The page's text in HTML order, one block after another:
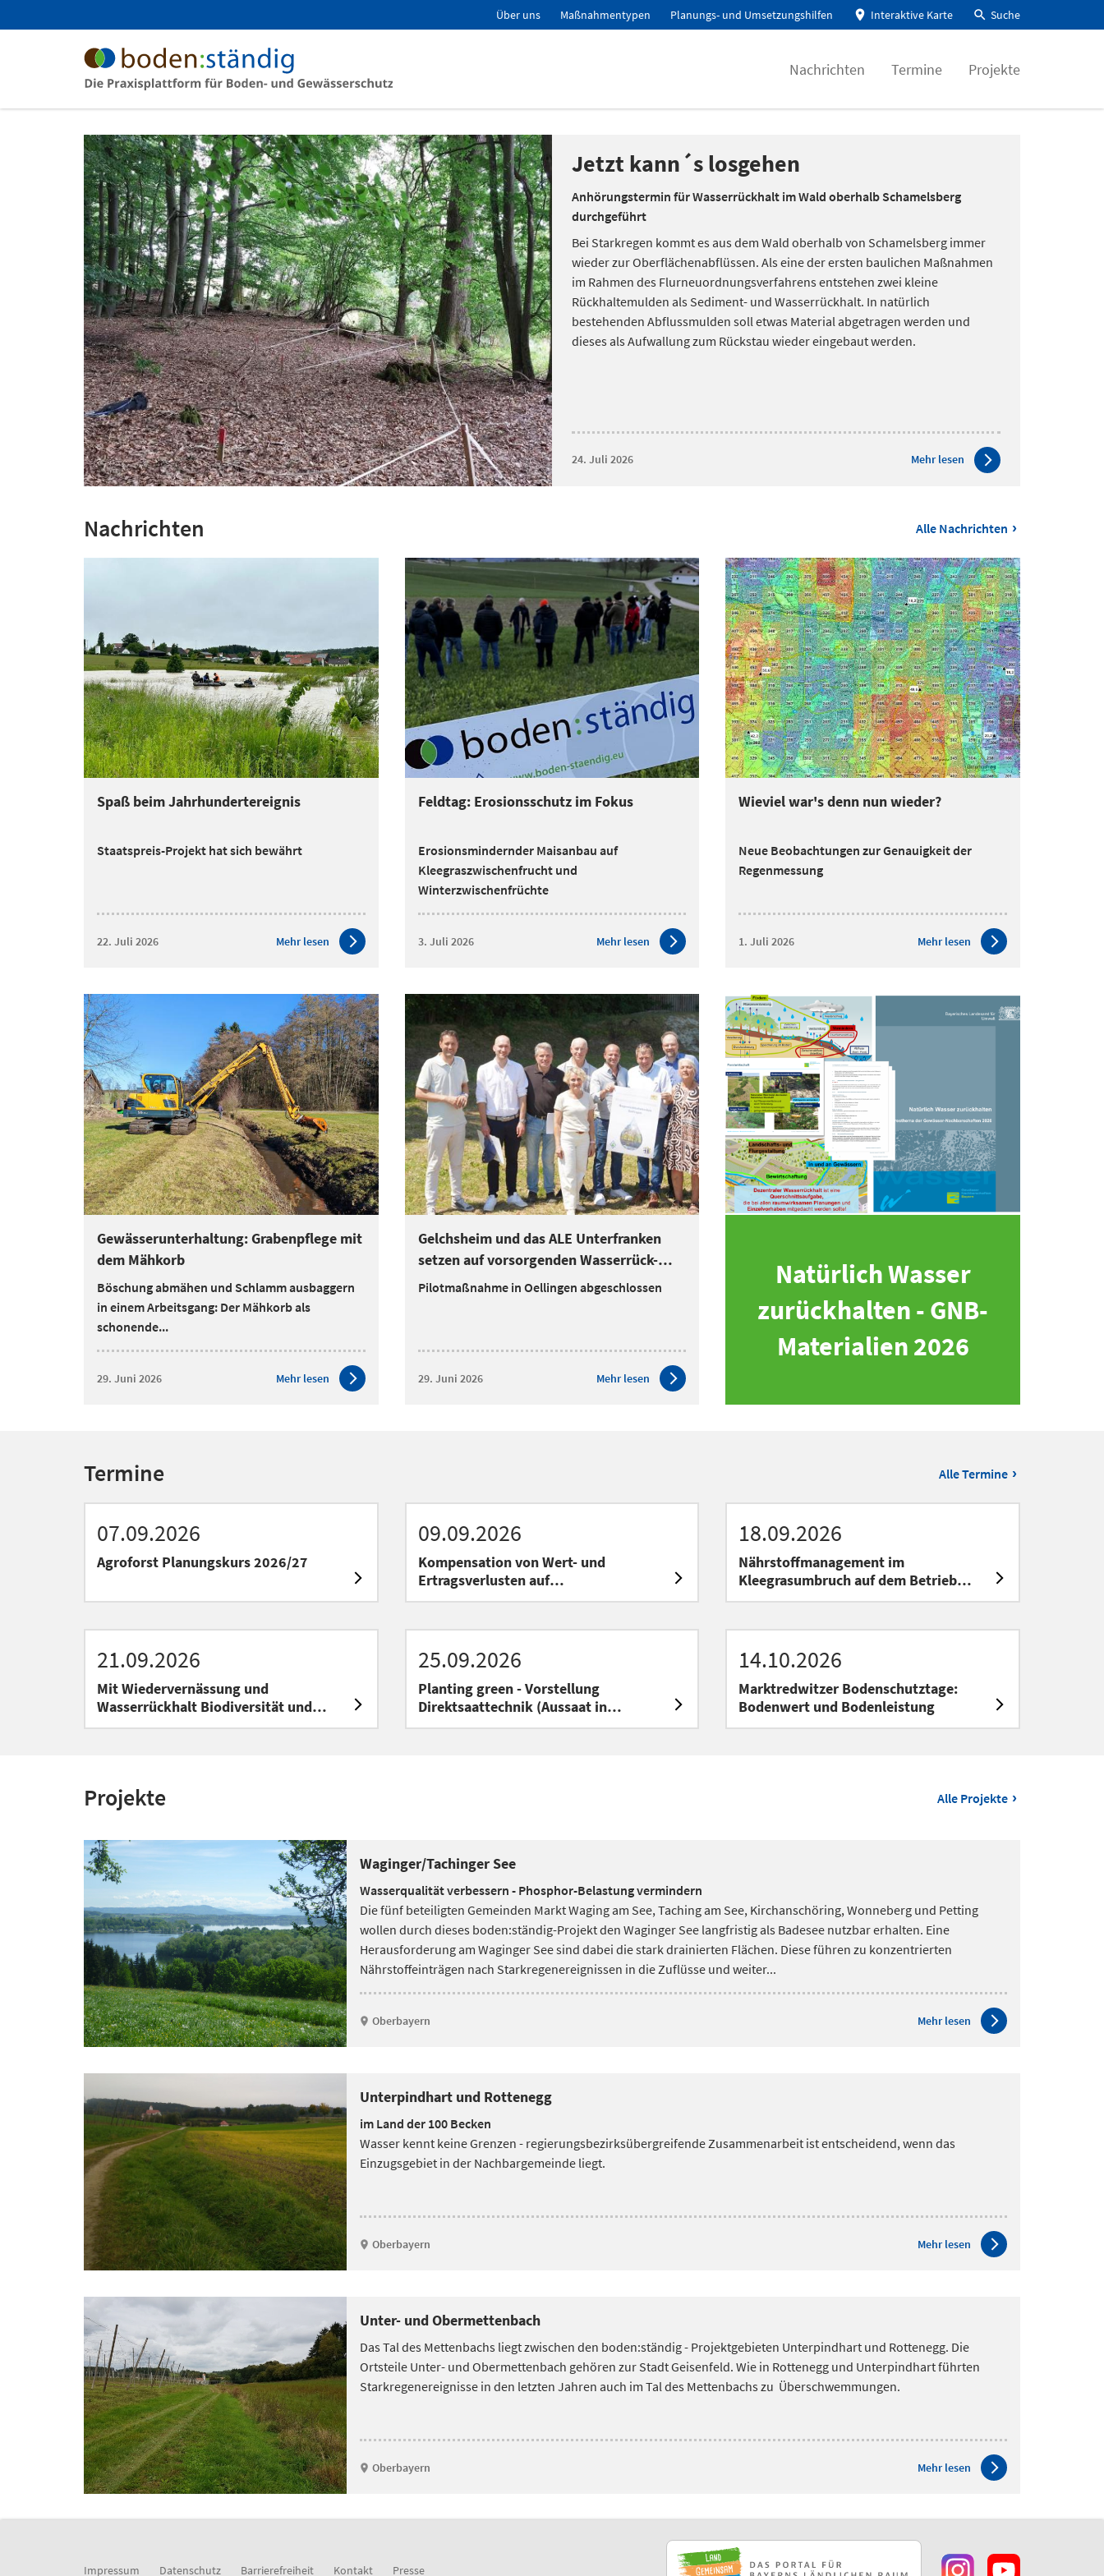
Über uns Maßnahmentypen Planungs- und Umsetzungshilfen Interaktive Karte Suche
Nachrichten Termine Projekte
Jetzt kann´s losgehen
Anhörungstermin für Wasserrückhalt im Wald oberhalb Schamelsberg
durchgeführt
Bei Starkregen kommt es aus dem Wald oberhalb von Schamelsberg immer
wieder zur Oberflächenabflüssen. Als eine der ersten baulichen Maßnahmen
im Rahmen des Flurneuordnungsverfahrens entstehen zwei kleine
Rückhaltemulden als Sediment- und Wasserrückhalt. In natürlich
bestehenden Abflussmulden soll etwas Material abgetragen werden und
dieses als Aufwallung zum Rückstau wieder eingebaut werden.
24. Juli 2026 Mehr lesen
Nachrichten Alle Nachrichten ›
Spaß beim Jahrhundertereignis
Staatspreis-Projekt hat sich bewährt
22. Juli 2026 Mehr lesen
Feldtag: Erosionsschutz im Fokus
Erosionsmindernder Maisanbau auf
Kleegraszwischenfrucht und
Winterzwischenfrüchte
3. Juli 2026 Mehr lesen
Wieviel war's denn nun wieder?
Neue Beobachtungen zur Genauigkeit der
Regenmessung
1. Juli 2026 Mehr lesen
Gewässerunterhaltung: Grabenpflege mit
dem Mähkorb
Böschung abmähen und Schlamm ausbaggern
in einem Arbeitsgang: Der Mähkorb als
schonende...
29. Juni 2026 Mehr lesen
Gelchsheim und das ALE Unterfranken
setzen auf vorsorgenden Wasserrück-
halt:
Pilotmaßnahme in Oellingen abgeschlossen
29. Juni 2026 Mehr lesen
Natürlich Wasser
zurückhalten - GNB-
Materialien 2026
Termine Alle Termine ›
07.09.2026
Agroforst Planungskurs 2026/27
09.09.2026
Kompensation von Wert- und
Ertragsverlusten auf
wiedervernässten Moorbodenflächen:
18.09.2026
Nährstoffmanagement im
Kleegrasumbruch auf dem Betrieb
Schiller
21.09.2026
Mit Wiedervernässung und
Wasserrückhalt Biodiversität und
Landwirtschaft fördern
25.09.2026
Planting green - Vorstellung
Direktsaattechnik (Aussaat in
stehende Zwischenfrucht)
14.10.2026
Marktredwitzer Bodenschutztage:
Bodenwert und Bodenleistung
Projekte Alle Projekte ›
Waginger/Tachinger See
Wasserqualität verbessern - Phosphor-Belastung vermindern
Die fünf beteiligten Gemeinden Markt Waging am See, Taching am See, Kirchanschöring, Wonneberg und Petting
wollen durch dieses boden:ständig-Projekt den Waginger See langfristig als Badesee nutzbar erhalten. Eine
Herausforderung am Waginger See sind dabei die stark drainierten Flächen. Diese führen zu konzentrierten
Nährstoffeinträgen nach Starkregenereignissen in die Zuflüsse und weiter...
Oberbayern Mehr lesen
Unterpindhart und Rottenegg
im Land der 100 Becken
Wasser kennt keine Grenzen - regierungsbezirksübergreifende Zusammenarbeit ist entscheidend, wenn das
Einzugsgebiet in der Nachbargemeinde liegt.
Oberbayern Mehr lesen
Unter- und Obermettenbach
Das Tal des Mettenbachs liegt zwischen den boden:ständig - Projektgebieten Unterpindhart und Rottenegg. Die
Ortsteile Unter- und Obermettenbach gehören zur Stadt Geisenfeld. Wie in Rottenegg und Unterpindhart führten
Starkregenereignisse in den letzten Jahren auch im Tal des Mettenbachs zu Überschwemmungen.
Oberbayern Mehr lesen
Impressum Datenschutz Barrierefreiheit Kontakt Presse